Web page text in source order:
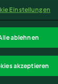
Einstellungen
ablehnen
akzeptieren